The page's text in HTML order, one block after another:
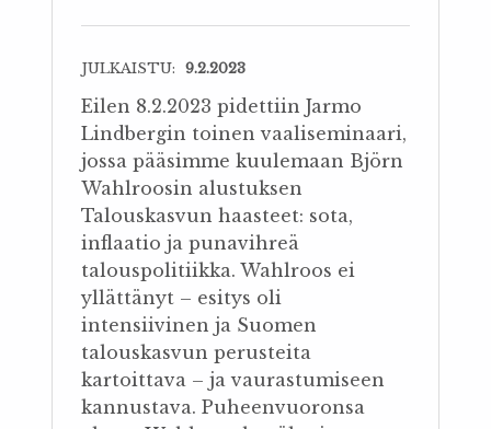
JULKAISTU: 9.2.2023
Eilen 8.2.2023 pidettiin Jarmo
Lindbergin toinen vaaliseminaari,
jossa pääsimme kuulemaan Björn
Wahlroosin alustuksen
Talouskasvun haasteet: sota,
inflaatio ja punavihreä
talouspolitiikka. Wahlroos ei
yllättänyt – esitys oli
intensiivinen ja Suomen
talouskasvun perusteita
kartoittava – ja vaurastumiseen
kannustava. Puheenvuoronsa